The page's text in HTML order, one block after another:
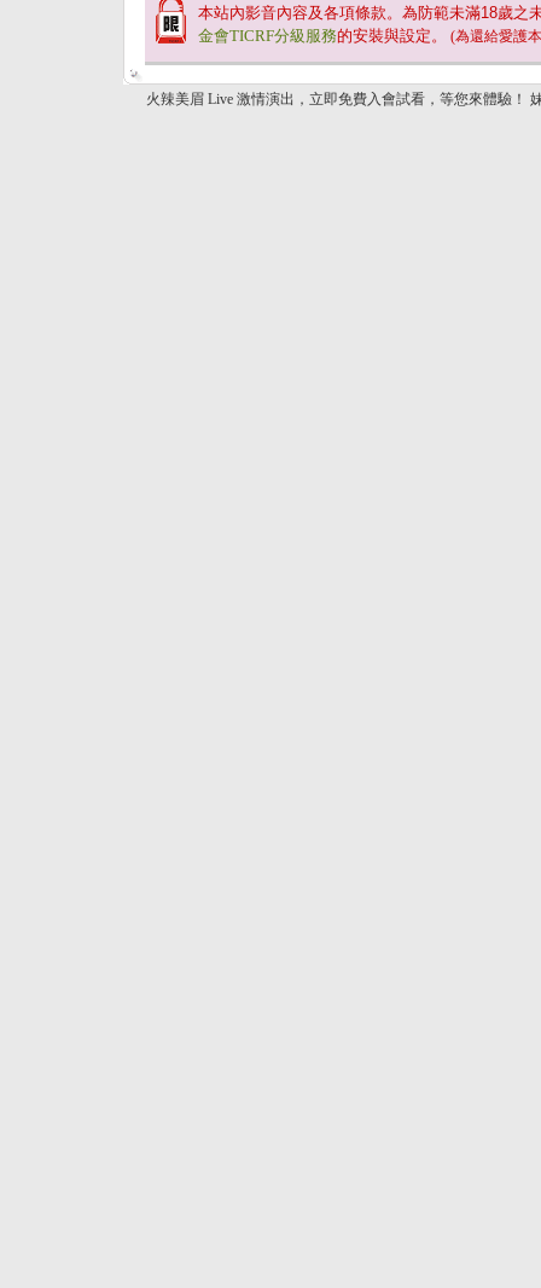
本站內影音內容及各項條款。為防範未滿18歲之
金會TICRF分級服務的安裝與設定。 (為還給愛護
火辣美眉 Live 激情演出，立即免費入會試看，等您來體驗！